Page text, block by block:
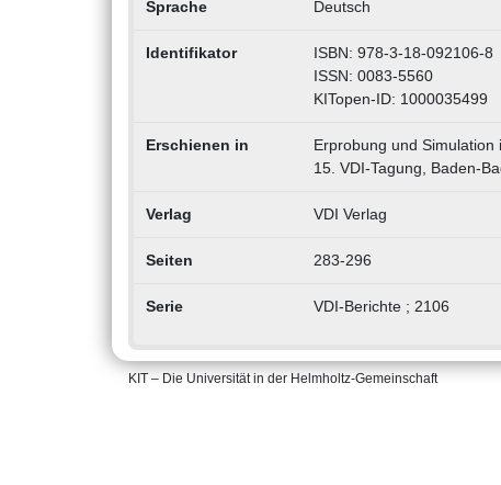
Sprache Deutsch
Identifikator
ISBN: 978-3-18-092106-8
ISSN: 0083-5560
KITopen-ID: 1000035499
Erschienen in
Erprobung und
15. VDI-Tagung, Baden-
Verlag VDI Verlag
Seiten 283-296
Serie VDI-Berichte ; 2106
KIT – Die Universität in der Helmholtz-Gemeinschaft